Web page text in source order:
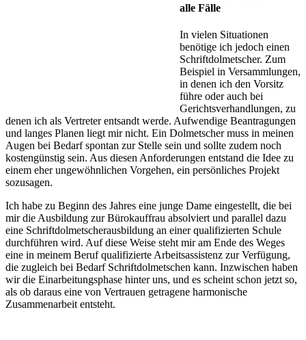
alle Fälle
In vielen Situationen
benötige ich jedoch einen
Schriftdolmetscher. Zum
Beispiel in Versammlungen,
in denen ich den Vorsitz
führe oder auch bei
Gerichtsverhandlungen, zu
denen ich als Vertreter entsandt werde. Aufwendige Beantragungen
und langes Planen liegt mir nicht. Ein Dolmetscher muss in meinen
Augen bei Bedarf spontan zur Stelle sein und sollte zudem noch
kostengünstig sein. Aus diesen Anforderungen entstand die Idee zu
einem eher ungewöhnlichen Vorgehen, ein persönliches Projekt
sozusagen.
Ich habe zu Beginn des Jahres eine junge Dame eingestellt, die bei
mir die Ausbildung zur Bürokauffrau absolviert und parallel dazu
eine Schriftdolmetscherausbildung an einer qualifizierten Schule
durchführen wird. Auf diese Weise steht mir am Ende des Weges
eine in meinem Beruf qualifizierte Arbeitsassistenz zur Verfügung,
die zugleich bei Bedarf Schriftdolmetschen kann. Inzwischen haben
wir die Einarbeitungsphase hinter uns, und es scheint schon jetzt so,
als ob daraus eine von Vertrauen getragene harmonische
Zusammenarbeit entsteht.